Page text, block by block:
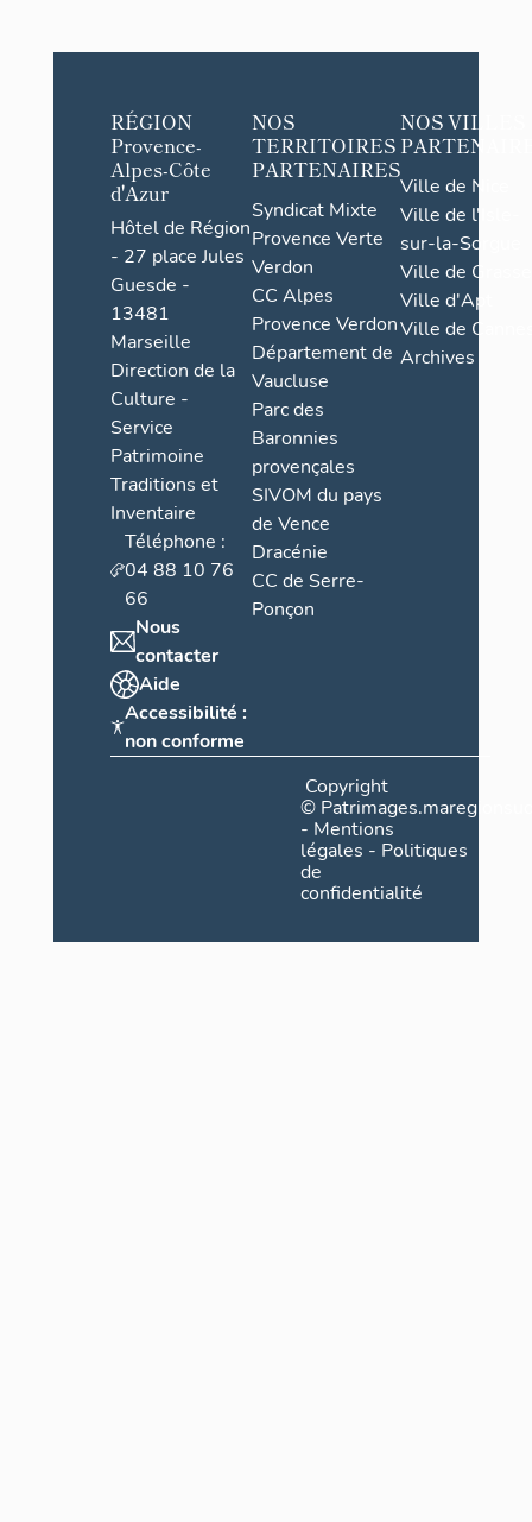
RÉGION
Provence-
Alpes-Côte
d'Azur
Hôtel de Région
- 27 place Jules
Guesde -
13481
Marseille
Direction de la
Culture -
Service
Patrimoine
Traditions et
Inventaire
Téléphone :
04 88 10 76
66
Nous
contacter
Aide
Accessibilité :
non conforme
NOS
TERRITOIRES
PARTENAIRES
Syndicat Mixte
Provence Verte
Verdon
CC Alpes
Provence Verdon
Département de
Vaucluse
Parc des
Baronnies
provençales
SIVOM du pays
de Vence
Dracénie
CC de Serre-
Ponçon
NOS VILLES
Ville de Nice
Ville de l'Isle-
sur-la-Sorgue
Ville de Grasse
Ville d'Apt
Ville de
Archives
Copyright
©
- Mentions
légales - Politiques
de
confidentialité